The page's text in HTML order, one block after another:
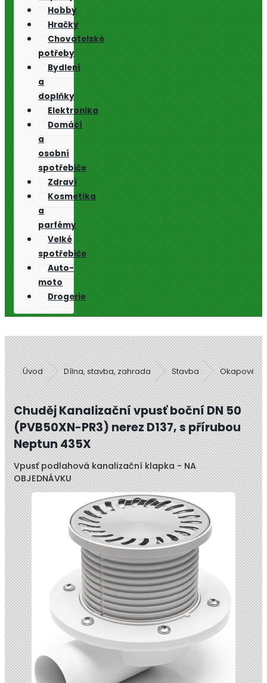
Hobby
Hračky
Chovatelské
potřeby
Bydlení
a
doplňky
Elektronika
Domácí
a
osobní
spotřebiče
Zdraví
Kosmetika
a
parfémy
Velké
spotřebiče
Auto-
moto
Drogerie
Úvod Dílna, stavba, zahrada Stavba Okapové
Chuděj Kanalizační vpusť boční DN 50
(PVB50XN-PR3) nerez D137, s přírubou
Neptun 435X
Vpusť podlahová kanalizační klapka - NA
OBJEDNÁVKU